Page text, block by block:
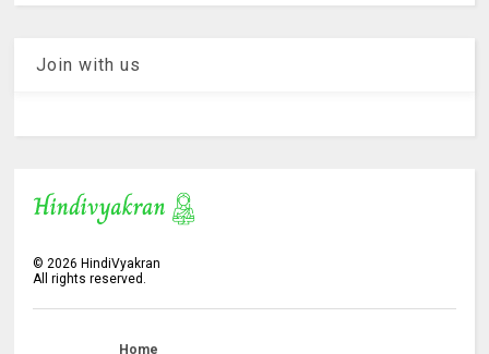
Join with us
© 2026 HindiVyakran
All rights reserved.
Home